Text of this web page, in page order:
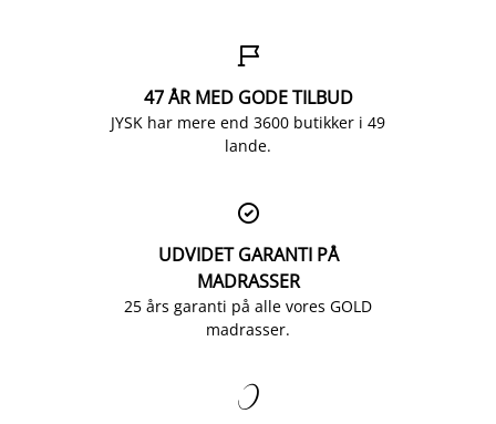

47 ÅR MED GODE TILBUD
JYSK har mere end 3600 butikker i 49
lande.

UDVIDET GARANTI PÅ
MADRASSER
25 års garanti på alle vores GOLD
madrasser.
